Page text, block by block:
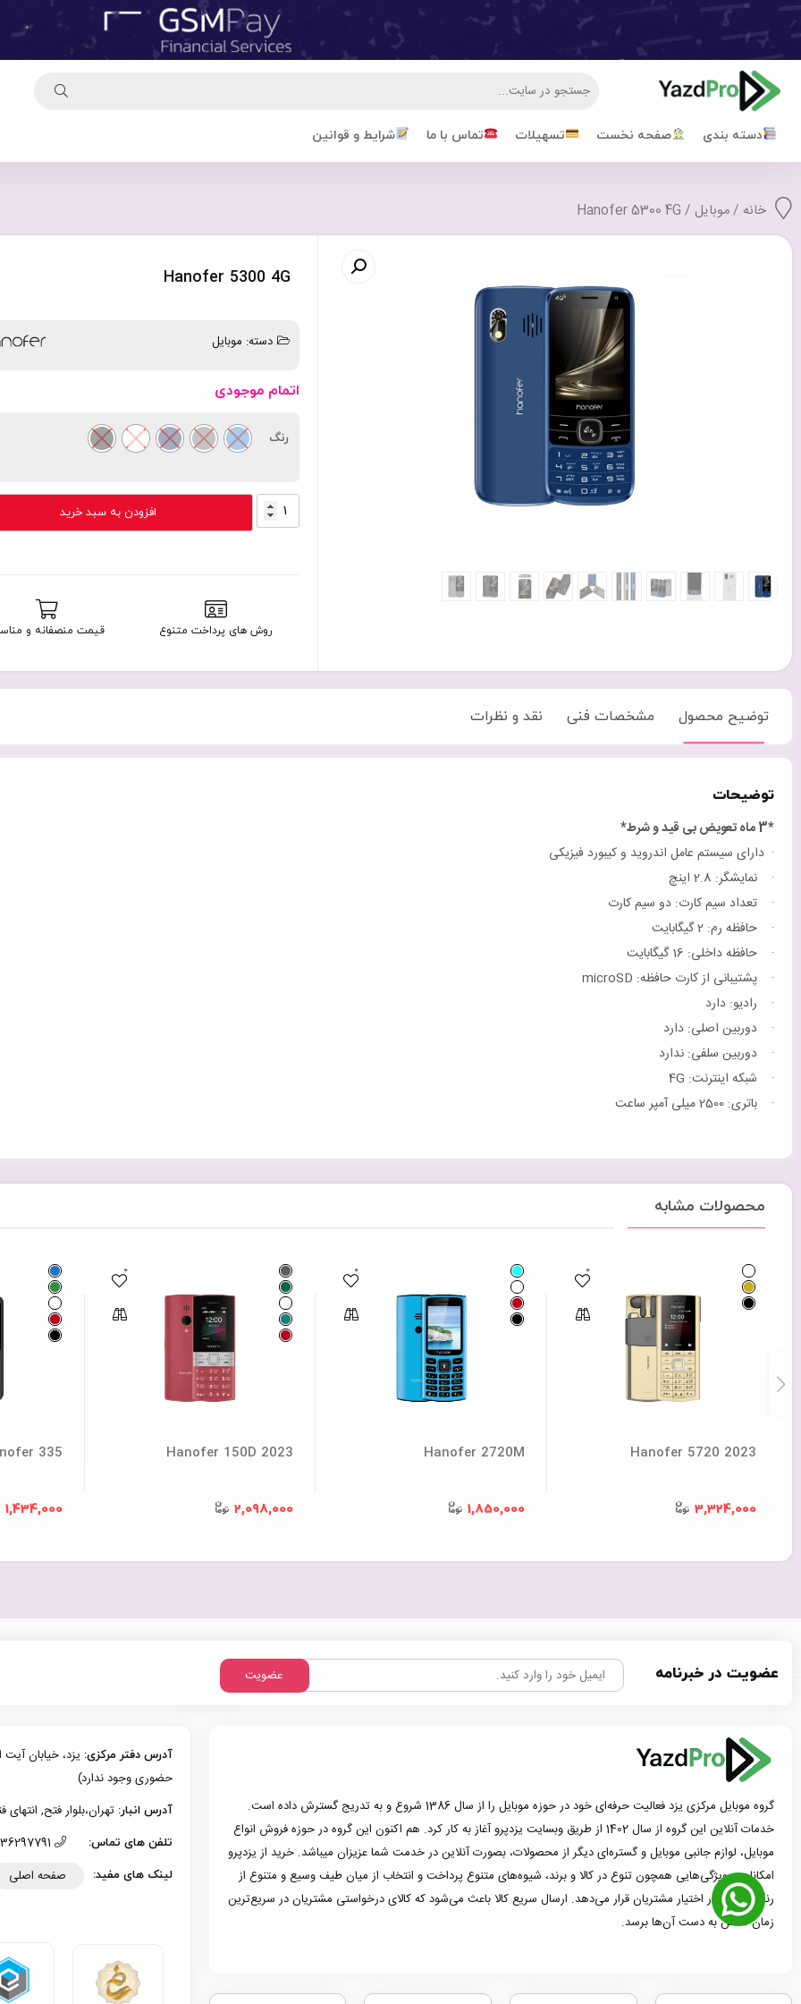
دسته بندی صفحه نخست تسهیلات تماس با ما شرایط و قوانین
خانه /موبایل / Hanofer 5300 4G
Hanofer 5300 4G
دسته: موبایل
اتمام موجودی
رنگ
Hanofer
5300
افزودن به سبد خرید
روش های پرداخت متنوع قیمت منصفانه و
توضیح محصول مشخصات فنی نقد و نظرات
توضیحات
*3 ماه تعویض بی قید و شرط*
· دارای سیستم عامل اندروید و کیبورد فیزیکی
· نمایشگر: 2.8 اینچ
· تعداد سیم کارت: دو سیم کارت
· حافظه رم: 2 گیگابایت
· حافظه داخلی: 16 گیگابایت
· پشتیبانی از کارت حافظه: microSD
· رادیو: دارد
· دوربین اصلی: دارد
· دوربین سلفی: ندارد
· شبکه اینترنت: 4G
· باتری: 2500 میلی آمپر ساعت
محصولات مشابه
Hanofer 5720 2023
3,324,000
0
Hanofer 2720M
1,850,000
0
Hanofer 150D 2023
2,098,000
0
335
1,434,000
عضویت در خبرنامه عضویت
گروه موبایل مرکزی یزد فعالیت حرفه‌ای خود در حوزه موبایل را از سال 1386 شروع و به تدریج گسترش داده است.
خدمات آنلاین این گروه از سال 1402 از طریق وبسایت یزدپرو آغاز به کار کرد. هم اکنون این گروه در حوزه فروش انواع
موبایل، لوازم جانبی موبایل و گستره‌ای دیگر از محصولات، بصورت آنلاین در خدمت شما عزیزان میباشد. خرید از یزدپرو
امکانات و ویژگی‌هایی همچون تنوع در کالا و برند، شیوه‌های متنوع پرداخت و انتخاب از میان طیف وسیع و متنوع از
رنگ و مدل در اختیار مشتریان قرار می‌دهد. ارسال سریع کالا باعث می‌شود که کالای درخواستی مشتریان در سریع‌ترین
زمان ممکن به دست آن‌ها برسد.
آدرس دفتر مرکزی:
حضوری وجود ندارد)
آدرس انبار: تهران،بلوار فتح, انتهای فتح 13، پلاک 126 (امکان تحویل حضوری
تلفن های تماس:
لینک های مفید: صفحه اصلی